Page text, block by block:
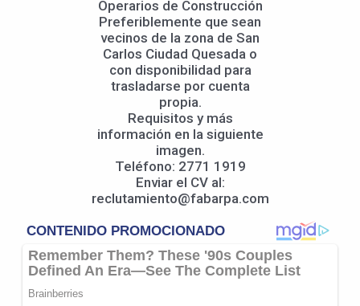
Operarios de Construcción
Preferiblemente que sean
vecinos de la zona de San
Carlos Ciudad Quesada o
con disponibilidad para
trasladarse por cuenta
propia.
Requisitos y más
información en la siguiente
imagen.
Teléfono: 2771 1919
Enviar el CV al:
reclutamiento@fabarpa.com